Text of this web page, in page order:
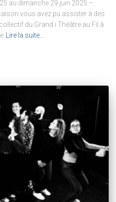
au dimanche 29 juin 2025 –
vous avez pu assister à des
du Grand i Théâtre au Fil à
Lire la suite…